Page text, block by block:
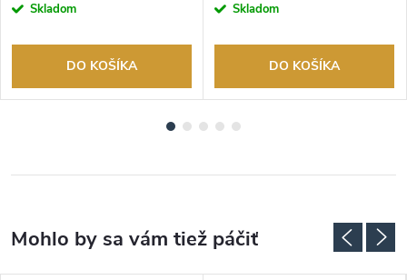
Skladom
DO KOŠÍKA
Skladom
DO KOŠÍKA